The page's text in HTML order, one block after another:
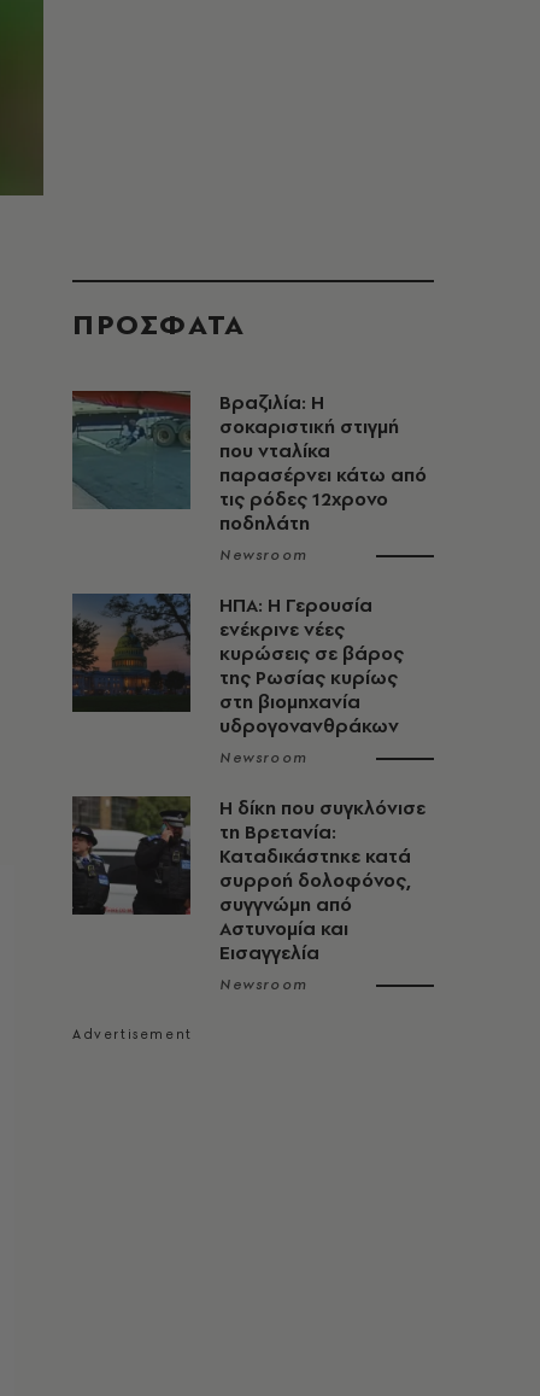
ΠΡΟΣΦΑΤΑ
Βραζιλία: Η
σοκαριστική στιγμή
που νταλίκα
παρασέρνει κάτω από
τις ρόδες 12χρονο
ποδηλάτη
Newsroom
ΗΠΑ: Η Γερουσία
ενέκρινε νέες
κυρώσεις σε βάρος
της Ρωσίας κυρίως
στη βιομηχανία
υδρογονανθράκων
Newsroom
H δίκη που συγκλόνισε
τη Βρετανία:
Καταδικάστηκε κατά
συρροή δολοφόνος,
συγγνώμη από
Αστυνομία και
Εισαγγελία
Newsroom